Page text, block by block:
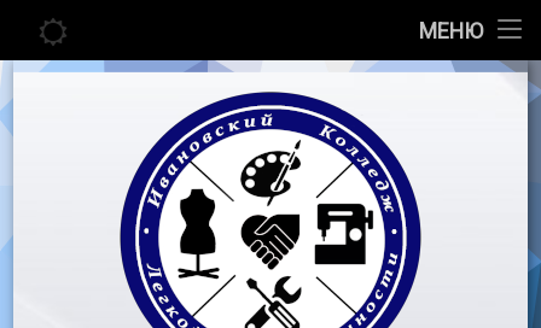
МЕНЮ
Главная
Педагогу
Перейти
к